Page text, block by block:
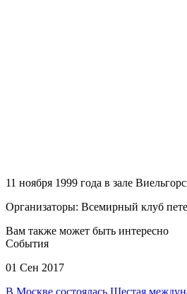
11 ноября 1999 года в зале
Организаторы: Всемирный клуб
Вам также может быть интересно
События
01 Сен 2017